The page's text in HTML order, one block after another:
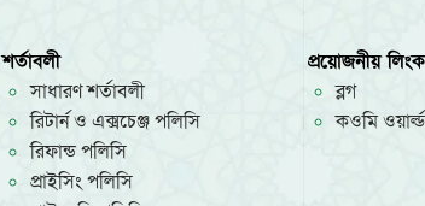
শর্তাবলী
সাধারণ শর্তাবলী
রিটার্ন ও এক্সচেঞ্জ পলিসি
রিফান্ড পলিসি
প্রাইসিং পলিসি
প্রয়োজনীয় লিংক
ব্লগ
কওমি